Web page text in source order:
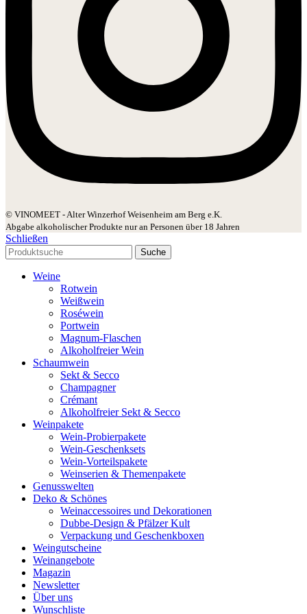
© VINOMEET - Alter Winzerhof Weisenheim am Berg e.K.
Abgabe alkoholischer Produkte nur an Personen über 18 Jahren
Schließen
Suche
Weine
Rotwein
Weißwein
Roséwein
Portwein
Magnum-Flaschen
Alkoholfreier Wein
Schaumwein
Sekt & Secco
Champagner
Crémant
Alkoholfreier Sekt & Secco
Weinpakete
Wein-Probierpakete
Wein-Geschenksets
Wein-Vorteilspakete
Weinserien & Themenpakete
Genusswelten
Deko & Schönes
Weinaccessoires und Dekorationen
Dubbe-Design & Pfälzer Kult
Verpackung und Geschenkboxen
Weingutscheine
Weinangebote
Magazin
Newsletter
Über uns
Wunschliste